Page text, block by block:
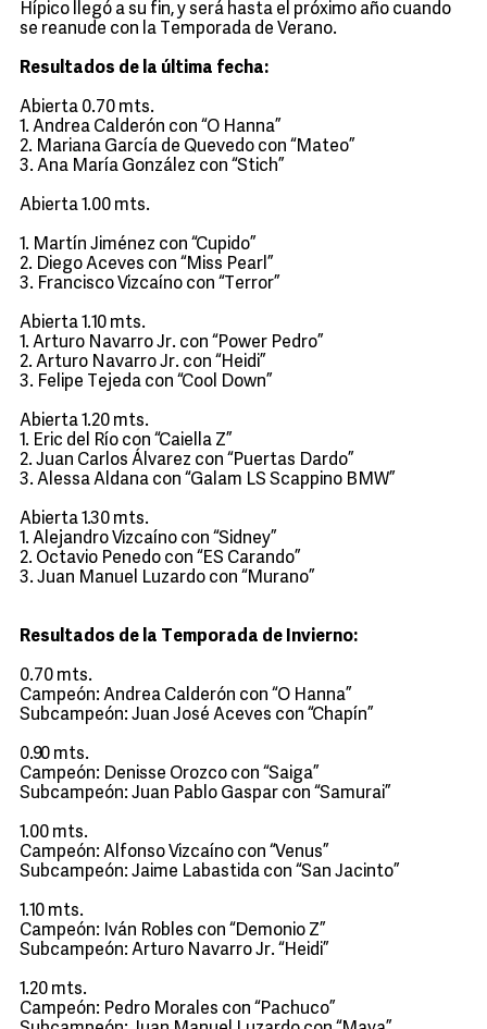
Hípico llegó a su fin, y será hasta el próximo año cuando
se reanude con la Temporada de Verano.
Resultados de la última fecha:
Abierta 0.70 mts.
1. Andrea Calderón con “O Hanna”
2. Mariana García de Quevedo con “Mateo”
3. Ana María González con “Stich”
Abierta 1.00 mts.
1. Martín Jiménez con “Cupido”
2. Diego Aceves con “Miss Pearl”
3. Francisco Vizcaíno con “Terror”
Abierta 1.10 mts.
1. Arturo Navarro Jr. con “Power Pedro”
2. Arturo Navarro Jr. con “Heidi”
3. Felipe Tejeda con “Cool Down”
Abierta 1.20 mts.
1. Eric del Río con “Caiella Z”
2. Juan Carlos Álvarez con “Puertas Dardo”
3. Alessa Aldana con “Galam LS Scappino BMW”
Abierta 1.30 mts.
1. Alejandro Vizcaíno con “Sidney”
2. Octavio Penedo con “ES Carando”
3. Juan Manuel Luzardo con “Murano”
Resultados de la Temporada de Invierno:
0.70 mts.
Campeón: Andrea Calderón con “O Hanna”
Subcampeón: Juan José Aceves con “Chapín”
0.90 mts.
Campeón: Denisse Orozco con “Saiga”
Subcampeón: Juan Pablo Gaspar con “Samurai”
1.00 mts.
Campeón: Alfonso Vizcaíno con “Venus”
Subcampeón: Jaime Labastida con “San Jacinto”
1.10 mts.
Campeón: Iván Robles con “Demonio Z”
Subcampeón: Arturo Navarro Jr. “Heidi”
1.20 mts.
Campeón: Pedro Morales con “Pachuco”